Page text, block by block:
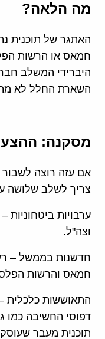
מה הלאה?
האתגר של תוכנית
חמאס או הרשות
היברידי המשלב
השארת החלל לא
מסקנה:
אם עזה רוצה
צריך לשלב שלושה
ערבויות
וצה"ל.
חדשנות בממשל –
חמאס והרשות
התאוששות כלכלית
דפוסי החשיבה
תוכנית מעבר